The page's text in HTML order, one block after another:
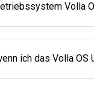
Volla
ich das Volla OS